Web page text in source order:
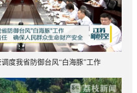
度我省防御台风“白海豚”工作